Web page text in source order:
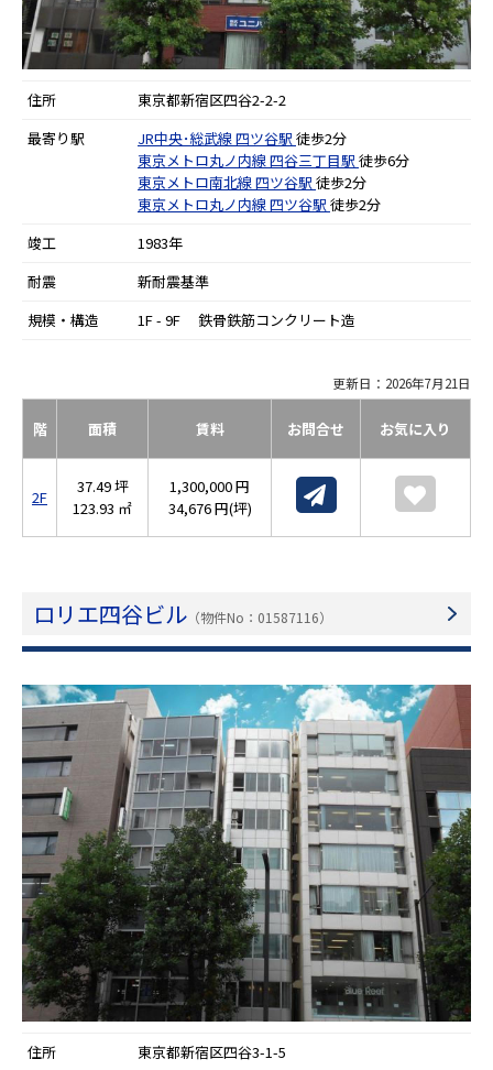
住所
東京都新宿区四谷2-2-2
最寄り駅
JR中央･総武線四ツ谷駅 徒歩2分
東京メトロ丸ノ内線四谷三丁目駅 徒歩6分
東京メトロ南北線四ツ谷駅 徒歩2分
東京メトロ丸ノ内線四ツ谷駅 徒歩2分
竣工
1983年
耐震
新耐震基準
規模・構造
1F - 9F 鉄骨鉄筋コンクリート造
更新日：2026年7月21日
階 面積 賃料 お問合せ お気に入り
2F
37.49 坪
123.93 ㎡
1,300,000 円
34,676 円(坪)
ロリエ四谷ビル （物件No：01587116）
住所
東京都新宿区四谷3-1-5